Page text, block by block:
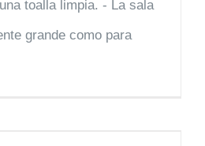
toalla limpia. - La sala
grande como para